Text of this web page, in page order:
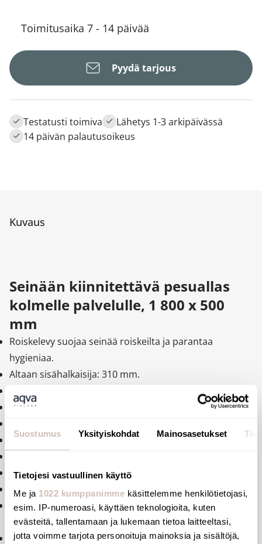
Suostumus Yksityiskohdat Mainosasetukset
Tietojesi vastuullinen käyttö
Me ja 1022 kumppanimme käsittelemme henkilötietojasi,
esim. IP-numeroasi, käyttäen teknologioita, kuten
evästeitä, tallentamaan ja lukemaan tietoa laitteeltasi,
jotta voimme tarjota personoituja mainoksia ja sisältöjä,
Toimitusaika 7 - 14 päivää
Pyydä tarjous
Testatusti toimiva
Lähetys 1-3 arkipäivässä
14 päivän palautusoikeus
Kuvaus
Seinään kiinnitettävä pesuallas
kolmelle palvelulle, 1 800 x 500
mm
Roiskelevy suojaa seinää roiskeilta ja parantaa
hygieniaa.
Altaan sisähalkaisija: 310 mm.
Kiillotettu satiinipintainen ruostumaton teräs.
Pyöristetyt reunat estävät loukkaantumisia.
Toimitetaan kolmella 1¼" viemärillä.
Ilman ylivuotoa.
Toimitetaan kiinnikkeiden ja kiinnityselementtien
kanssa.
CE-merkitty. Täyttää eurooppalaisen standardin EN